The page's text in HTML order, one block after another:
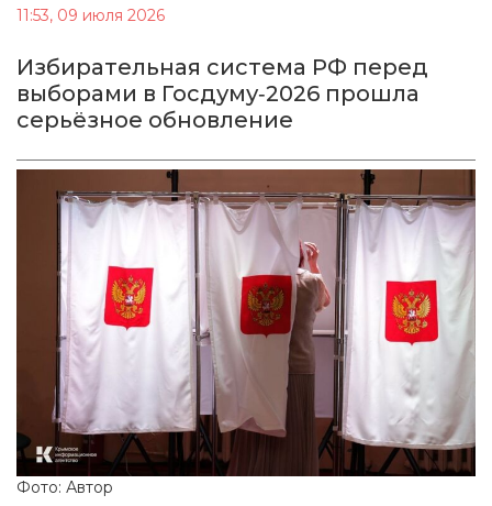
11:53, 09 июля 2026
Избирательная система РФ перед
выборами в Госдуму‑2026 прошла
серьёзное обновление
Фото: Автор